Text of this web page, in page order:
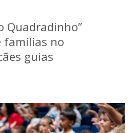
Quadradinho”
famílias no
guias